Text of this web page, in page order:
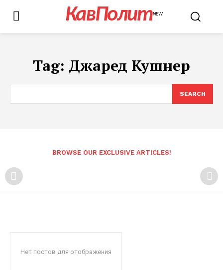
КавПолитNEW
Tag: Джаред Кушнер
SEARCH
BROWSE OUR EXCLUSIVE ARTICLES!
Нет постов для отображения